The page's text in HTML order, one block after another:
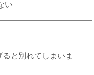
い
と別れてしまいま